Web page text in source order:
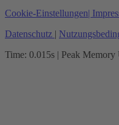
Cookie-Einstellungen|
Datenschutz |
Time: 0.015s | Peak